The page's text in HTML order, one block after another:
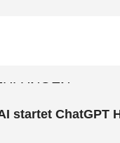
startet ChatGPT